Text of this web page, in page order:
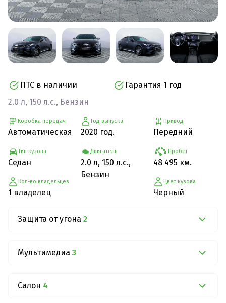
ПТС в наличии
Гарантия 1 год
2.0 л, 150 л.с., Бензин
Коробка передач
Автоматическая
Тип кузова
Седан
Кол-во владельцев
1 владелец
Год выпуска
2020 год.
Двигатель
2.0 л, 150 л.с.,
Бензин
Привод
Передний
Пробег
48 495 км.
Цвет кузова
Черный
Защита от угона 2
Мультимедиа 3
Салон 4